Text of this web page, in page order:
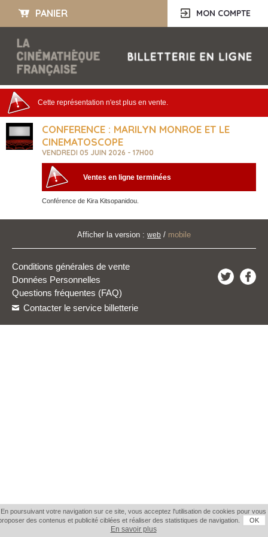
PANIER MON COMPTE
Cette représentation n'est plus en vente.
CONFERENCE : MARILYN MONROE ET LE
CINEMATOSCOPE
VENDREDI 05 JUIN 2026 - 17H00
Ventes en ligne terminées
Conférence de Kira Kitsopanidou.
Afficher la version : web / mobile
Questions fréquentes (FAQ)
Conditions générales de vente
Données Personnelles
Contacter le service billetterie
En poursuivant votre navigation sur ce site, vous acceptez l'utilisation de cookies pour vous
des contenus et publicité ciblées et réaliser des statistiques de navigation.
OK
En savoir plus